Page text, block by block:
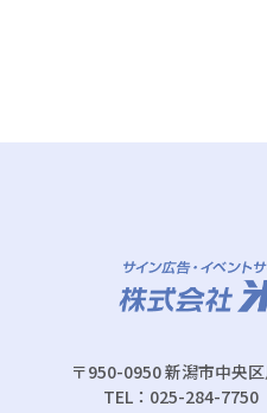
〒950-0950 新潟市中央
TEL：025-284-